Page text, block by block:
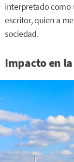
interpretado como
escritor, quien a
sociedad.
Impacto en